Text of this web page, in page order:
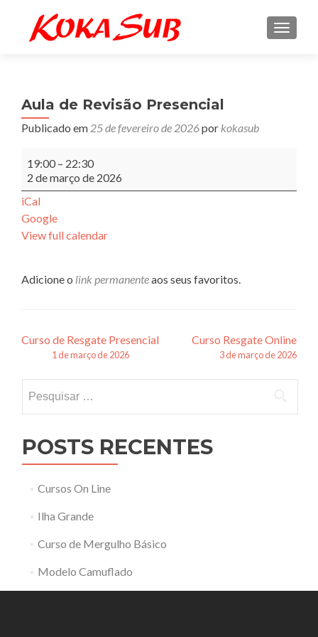
Aula de Revisão Presencial
Publicado em 25 de fevereiro de 2026por kokasub
de
Revisão
Presencial
19:00 – 22:30
2 de março de 2026
iCal
Google
View full calendar
Adicione o link permanenteaos seus favoritos.
Navegação
posts
Curso de Resgate Presencial
1 de março de 2026
Curso Resgate Online
3 de março de 2026
por:
POSTS RECENTES
Cursos On Line
Ilha Grande
Curso de Mergulho Básico
Modelo Camuflado